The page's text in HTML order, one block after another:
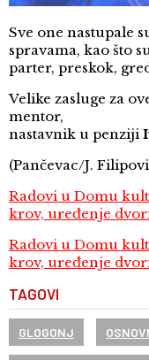
Sve one nastupale
spravama, kao što
parter, preskok,
Velike zasluge za
mentor,
nastavnik u penziji
(Pančevac/J.
Radovi u Domu
krov, uređenje
Radovi u Domu
krov, uređenje
TAGOVI
GLOGONJ